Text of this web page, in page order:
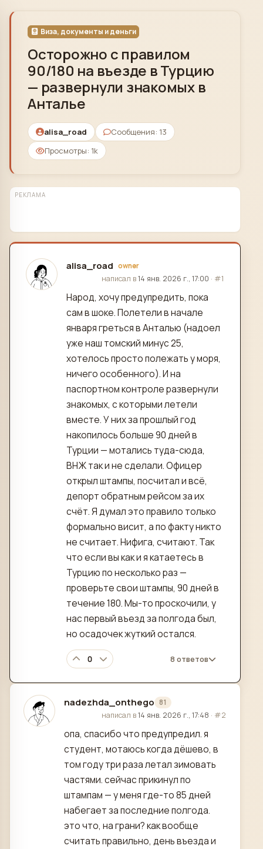
Виза, документы и деньги
Осторожно с правилом
90/180 на въезде в Турцию
— развернули знакомых в
Анталье
alisa_road
Сообщения: 13
Просмотры: 1k
РЕКЛАМА
alisa_road owner
отредактировано
написал в14 янв. 2026 г., 17:00 · #1
Народ, хочу предупредить, пока
сам в шоке. Полетели в начале
января греться в Анталью (надоел
уже наш томский минус 25,
хотелось просто полежать у моря,
ничего особенного). И на
паспортном контроле развернули
знакомых, с которыми летели
вместе. У них за прошлый год
накопилось больше 90 дней в
Турции — мотались туда-сюда,
ВНЖ так и не сделали. Офицер
открыл штампы, посчитал и всё,
депорт обратным рейсом за их
счёт. Я думал это правило только
формально висит, а по факту никто
не считает. Нифига, считают. Так
что если вы как и я катаетесь в
Турцию по несколько раз —
проверьте свои штампы, 90 дней в
течение 180. Мы-то проскочили, у
нас первый въезд за полгода был,
но осадочек жуткий остался.
0 8 ответов
nadezhda_onthego 81
отредактировано
написал в14 янв. 2026 г., 17:48 · #2
опа, спасибо что предупредил. я
студент, мотаюсь когда дёшево, в
том году три раза летал зимовать
частями. сейчас прикинул по
штампам — у меня где-то 85 дней
набегает за последние полгода.
это что, на грани? как вообще
считать правильно, день въезда и